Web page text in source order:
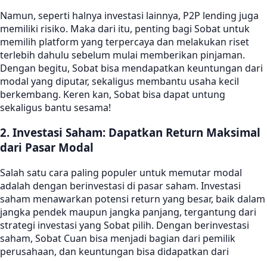
Namun, seperti halnya investasi lainnya, P2P lending juga
memiliki risiko. Maka dari itu, penting bagi Sobat untuk
memilih platform yang terpercaya dan melakukan riset
terlebih dahulu sebelum mulai memberikan pinjaman.
Dengan begitu, Sobat bisa mendapatkan keuntungan dari
modal yang diputar, sekaligus membantu usaha kecil
berkembang. Keren kan, Sobat bisa dapat untung
sekaligus bantu sesama!
2. Investasi Saham: Dapatkan Return Maksimal
dari Pasar Modal
Salah satu cara paling populer untuk memutar modal
adalah dengan berinvestasi di pasar saham. Investasi
saham menawarkan potensi return yang besar, baik dalam
jangka pendek maupun jangka panjang, tergantung dari
strategi investasi yang Sobat pilih. Dengan berinvestasi
saham, Sobat Cuan bisa menjadi bagian dari pemilik
perusahaan, dan keuntungan bisa didapatkan dari